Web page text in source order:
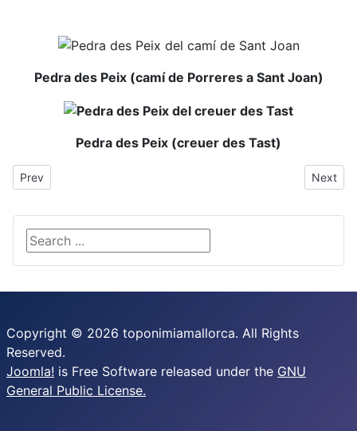
Pedra des Peix (camí de Porreres a Sant Joan)
Pedra des Peix (creuer des Tast)
Previous article: ses Passadores
Prev Next
Next
Search ...
Copyright © 2026 toponimiamallorca. All Rights
Reserved.
Joomla! is Free Software released under the GNU
General Public License.